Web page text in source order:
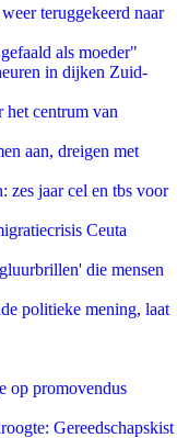
teruggekeerd naar
als moeder"
in dijken Zuid-
het centrum van
aan, dreigen met
zes jaar cel en tbs voor
Ceuta
die mensen
politieke mening, laat
op promovendus
Gereedschapskist